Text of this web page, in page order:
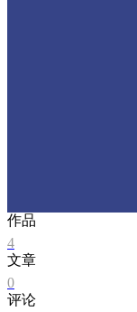
作品
4
文章
0
评论